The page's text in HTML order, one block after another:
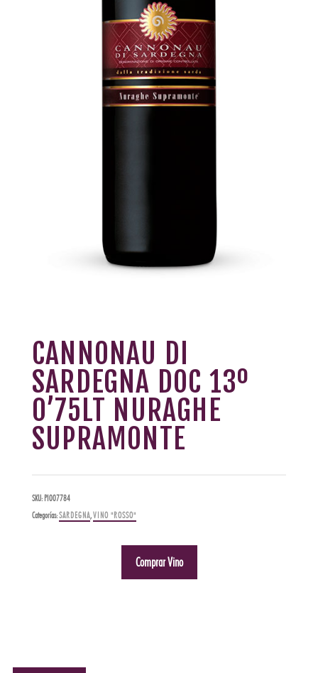
CANNONAU DI
SARDEGNA DOC 13º
0’75LT NURAGHE
SUPRAMONTE
SKU: PI007784
Categorías:SARDEGNA,VINO "ROSSO"
Comprar Vino